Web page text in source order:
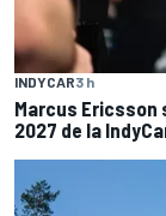
INDYCAR3 h
Marcus
2027 de la